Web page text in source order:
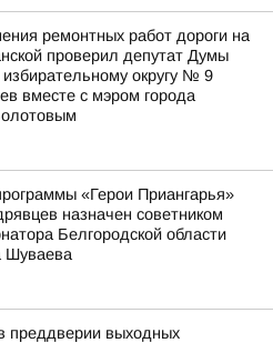
ремонтных работ дороги на
проверил депутат Думы
избирательному округу № 9
вместе с мэром города
«Герои Приангарья»
назначен советником
Белгородской области
Шуваева
преддверии выходных